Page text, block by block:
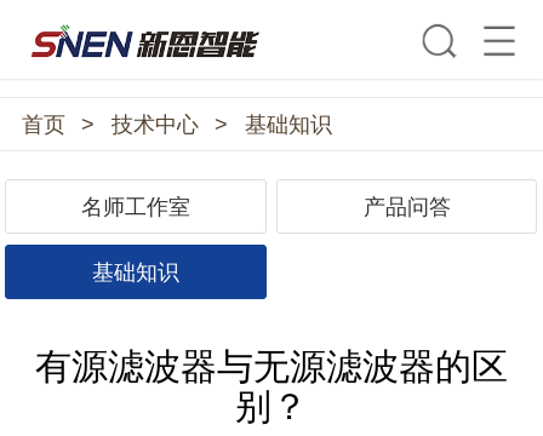
首页 > 技术中心 > 基础知识
名师工作室 产品问答
基础知识
有源滤波器与无源滤波器的区
别？